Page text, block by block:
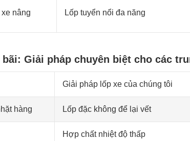
nâng Lốp tuyển nổi đa năng
Giải pháp chuyên biệt cho các
Giải pháp lốp xe của chúng tôi
hàng Lốp đặc không để lại vết
Hợp chất nhiệt độ thấp